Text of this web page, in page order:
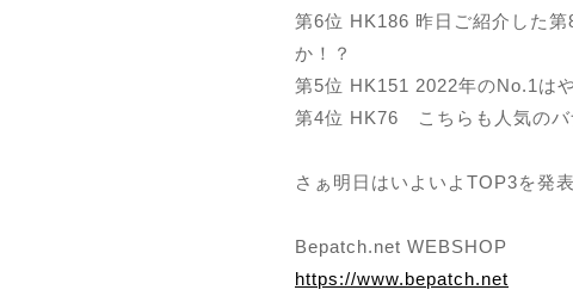
第6位 HK186 昨日ご紹介した
か！？
第5位 HK151 2022年のNo.1は
第4位 HK76 こちらも人気のバ
さぁ明日はいよいよTOP3を発
Bepatch.net WEBSHOP
https://www.bepatch.net